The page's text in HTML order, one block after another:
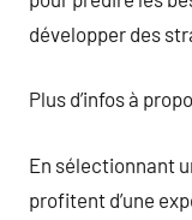
développer des
Plus d’infos à
En sélectionnant
profitent d’une